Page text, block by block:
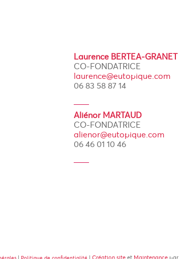
Laurence BERTEA-GRANET
CO-FONDATRICE
laurence@eutopique.com
06 83 58 87 14
Aliénor MARTAUD
CO-FONDATRICE
alienor@eutopique.com
06 46 01 10 46
| Politique de confidentialité | Création site et Maintenance par